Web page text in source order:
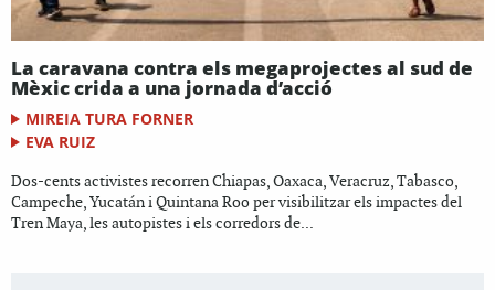
La caravana contra els megaprojectes al sud de
Mèxic crida a una jornada d’acció
MIREIA TURA FORNER
EVA RUIZ
Dos-cents activistes recorren Chiapas, Oaxaca, Veracruz, Tabasco,
Campeche, Yucatán i Quintana Roo per visibilitzar els impactes del
Tren Maya, les autopistes i els corredors de...